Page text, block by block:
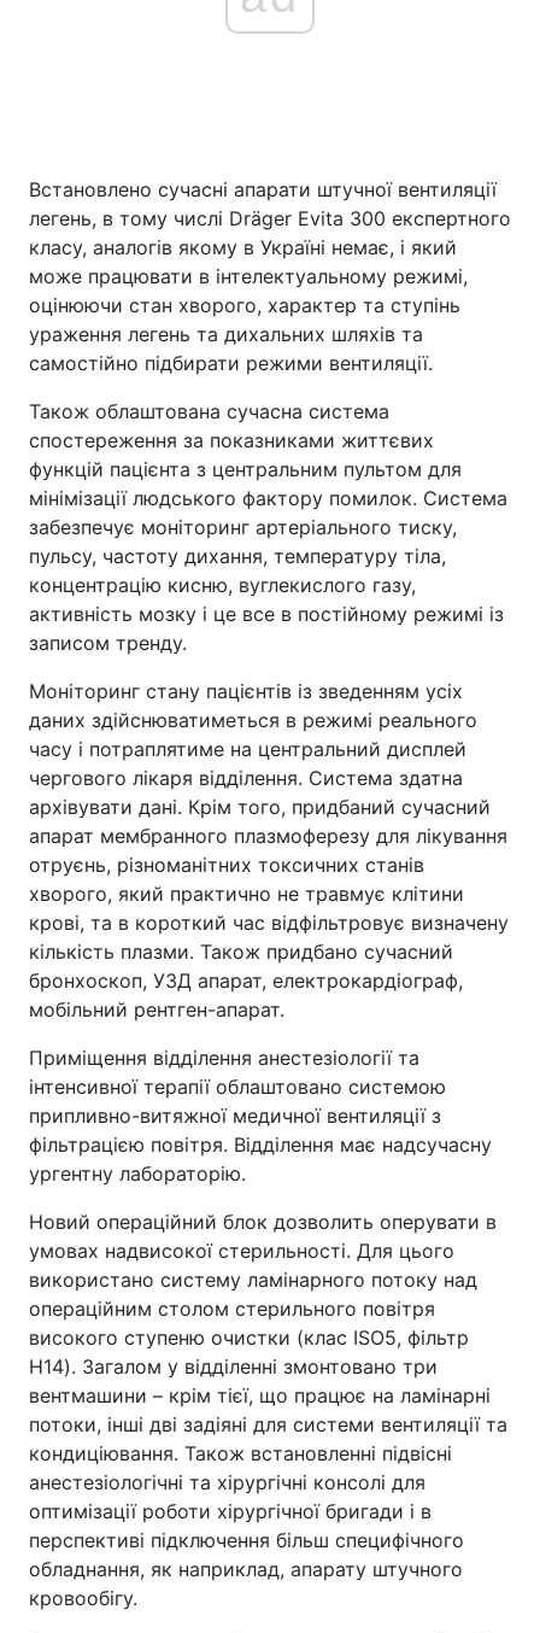
Встановлено сучасні апарати штучної вентиляції
легень, в тому числі Dräger Evita 300 експертного
класу, аналогів якому в Україні немає, і який
може працювати в інтелектуальному режимі,
оцінюючи стан хворого, характер та ступінь
ураження легень та дихальних шляхів та
самостійно підбирати режими вентиляції.
Також облаштована сучасна система
спостереження за показниками життєвих
функцій пацієнта з центральним пультом для
мінімізації людського фактору помилок. Система
забезпечує моніторинг артеріального тиску,
пульсу, частоту дихання, температуру тіла,
концентрацію кисню, вуглекислого газу,
активність мозку і це все в постійному режимі із
записом тренду.
Моніторинг стану пацієнтів із зведенням усіх
даних здійснюватиметься в режимі реального
часу і потраплятиме на центральний дисплей
чергового лікаря відділення. Система здатна
архівувати дані. Крім того, придбаний сучасний
апарат мембранного плазмоферезу для лікування
отруєнь, різноманітних токсичних станів
хворого, який практично не травмує клітини
крові, та в короткий час відфільтровує визначену
кількість плазми. Також придбано сучасний
бронхоскоп, УЗД апарат, електрокардіограф,
мобільний рентген-апарат.
Приміщення відділення анестезіології та
інтенсивної терапії облаштовано системою
припливно-витяжної медичної вентиляції з
фільтрацією повітря. Відділення має надсучасну
ургентну лабораторію.
Новий операційний блок дозволить оперувати в
умовах надвисокої стерильності. Для цього
використано систему ламінарного потоку над
операційним столом стерильного повітря
високого ступеню очистки (клас ISO5, фільтр
H14). Загалом у відділенні змонтовано три
вентмашини – крім тієї, що працює на ламінарні
потоки, інші дві задіяні для системи вентиляції та
кондиціювання. Також встановленні підвісні
анестезіологічні та хірургічні консолі для
оптимізації роботи хірургічної бригади і в
перспективі підключення більш специфічного
обладнання, як наприклад, апарату штучного
кровообігу.